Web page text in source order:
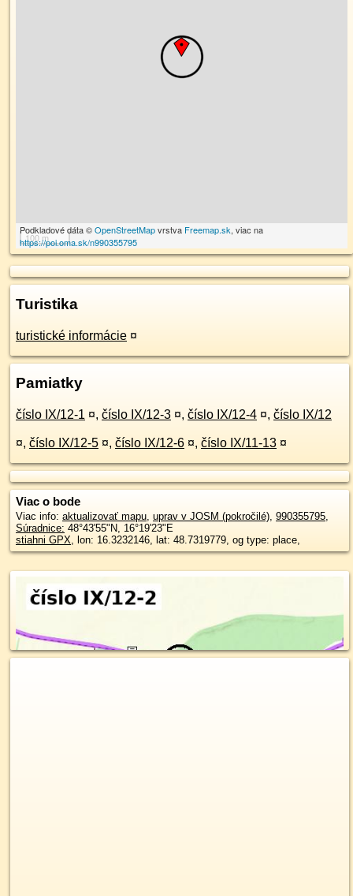
100 m
Podkladové dáta ©OpenStreetMapvrstva Freemap.sk, viac na
https://poi.oma.sk/n990355795
Turistika
turistické informácie ¤
Pamiatky
číslo IX/12-1 ¤, číslo IX/12-3 ¤, číslo IX/12-4 ¤, číslo IX/12
¤, číslo IX/12-5 ¤, číslo IX/12-6 ¤, číslo IX/11-13 ¤
Viac o bode
Viac info: aktualizovať mapu, uprav v JOSM (pokročilé), 990355795,
Súradnice: 48°43'55"N, 16°19'23"E
stiahni GPX, lon: 16.3232146, lat: 48.7319779, og type: place,